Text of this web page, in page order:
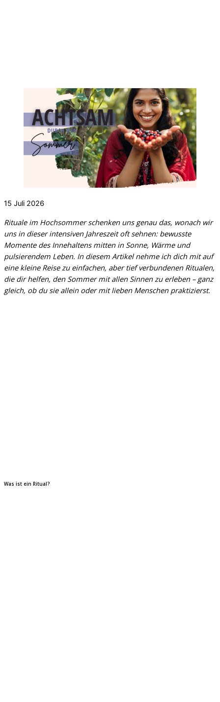
15 Juli 2026
Rituale im Hochsommer schenken uns genau das, wonach wir
uns in dieser intensiven Jahreszeit oft sehnen: bewusste
Momente des Innehaltens mitten in Sonne, Wärme und
pulsierendem Leben. In diesem Artikel nehme ich dich mit auf
eine kleine Reise zu einfachen, aber tief verbundenen Ritualen,
die dir helfen, den Sommer mit allen Sinnen zu erleben – ganz
gleich, ob du sie allein oder mit lieben Menschen praktizierst.
Was ist ein Ritual?